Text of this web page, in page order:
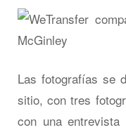
Las fotografías se
sitio, con tres
con una